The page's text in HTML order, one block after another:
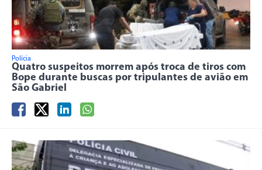
Polícia
Quatro suspeitos morrem após troca de tiros com
Bope durante buscas por tripulantes de avião em
São Gabriel